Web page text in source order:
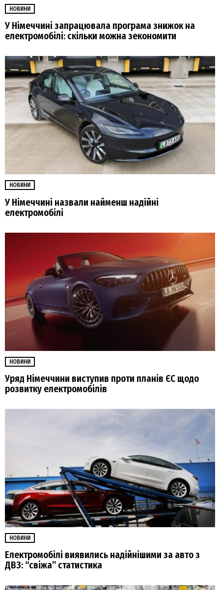
НОВИНИ
У Німеччині запрацювала програма знижок на
електромобілі: скільки можна зекономити
НОВИНИ
У Німеччині назвали найменш надійні
електромобілі
НОВИНИ
Уряд Німеччини виступив проти планів ЄС щодо
розвитку електромобілів
НОВИНИ
Електромобілі виявились надійнішими за авто з
ДВЗ: “свіжа” статистика